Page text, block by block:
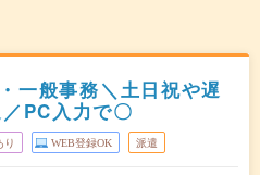
一般事務＼土日祝や遅
PC入力で〇
り WEB登録OK 派遣